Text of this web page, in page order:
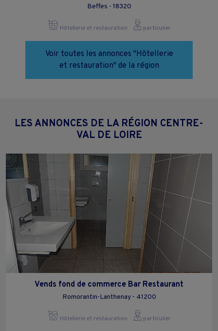
Beffes - 18320
Hôtellerie et restauration particulier
Voir toutes les annonces "Hôtellerie
et restauration" de la région
LES ANNONCES DE LA RÉGION CENTRE-
VAL DE LOIRE
Vends fond de commerce Bar Restaurant
Romorantin-Lanthenay - 41200
Hôtellerie et restauration particulier